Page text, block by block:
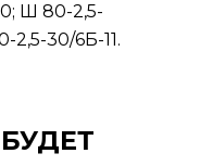
Ш 80-2,5-
2,5-30/6Б-11.